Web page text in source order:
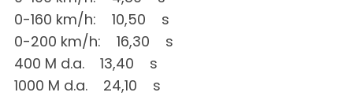
0-160 km/h: 10,50 s
0-200 km/h: 16,30 s
400 M d.a. 13,40 s
1000 M d.a. 24,10 s